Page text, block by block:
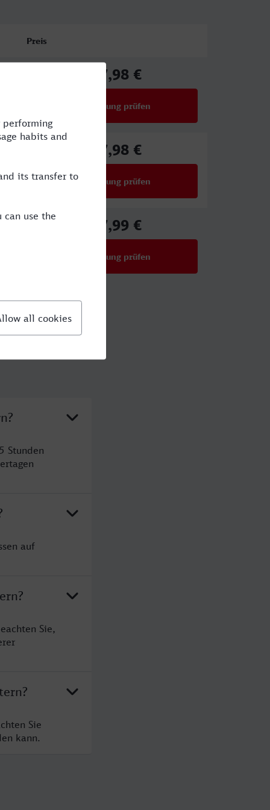
Preis
67,98 €
Verbindung prüfen
67,98 €
Verbindung prüfen
57,99 €
Verbindung prüfen
Stunden
auf
Sie,
Sie
kann.